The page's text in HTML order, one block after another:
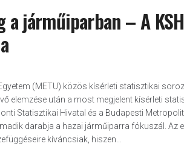
járműiparban – A
(METU) közös kísérleti statisztikai
elemzése után a most megjelent kísérleti
Statisztikai Hivatal és a Budapesti
darabja a hazai járműiparra fókuszál. Az
kíváncsiak, hiszen...